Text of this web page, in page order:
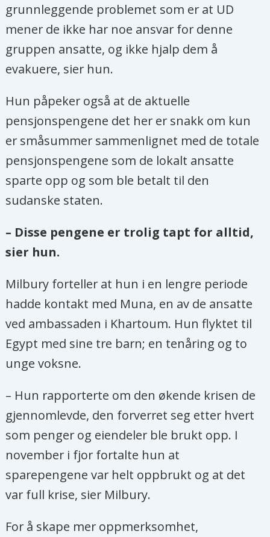
grunnleggende problemet som er at UD
mener de ikke har noe ansvar for denne
gruppen ansatte, og ikke hjalp dem å
evakuere, sier hun.
Hun påpeker også at de aktuelle
pensjonspengene det her er snakk om kun
er småsummer sammenlignet med de totale
pensjonspengene som de lokalt ansatte
sparte opp og som ble betalt til den
sudanske staten.
– Disse pengene er trolig tapt for alltid,
sier hun.
Milbury forteller at hun i en lengre periode
hadde kontakt med Muna, en av de ansatte
ved ambassaden i Khartoum. Hun flyktet til
Egypt med sine tre barn; en tenåring og to
unge voksne.
– Hun rapporterte om den økende krisen de
gjennomlevde, den forverret seg etter hvert
som penger og eiendeler ble brukt opp. I
november i fjor fortalte hun at
sparepengene var helt oppbrukt og at det
var full krise, sier Milbury.
For å skape mer oppmerksomhet,